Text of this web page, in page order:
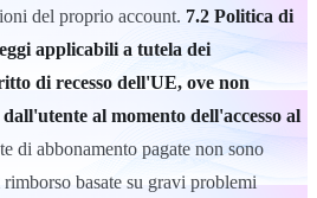
del proprio account. 7.2 Politica di
applicabili a tutela dei
di recesso dell'UE, ove non
al momento dell'accesso al
di abbonamento pagate non sono
basate su gravi problemi